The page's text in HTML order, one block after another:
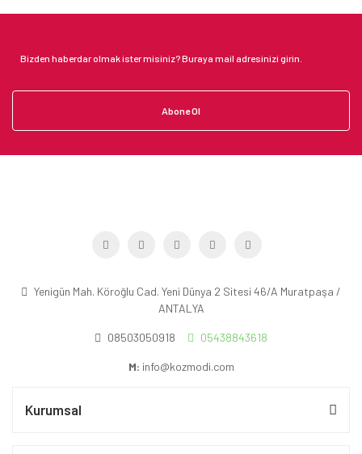
Abone Ol
Yenigün Mah. Köroğlu Cad. Yeni Dünya 2 Sitesi 46/A Muratpaşa /
ANTALYA
08503050918 05438843618
M: info@kozmodi.com
Kurumsal